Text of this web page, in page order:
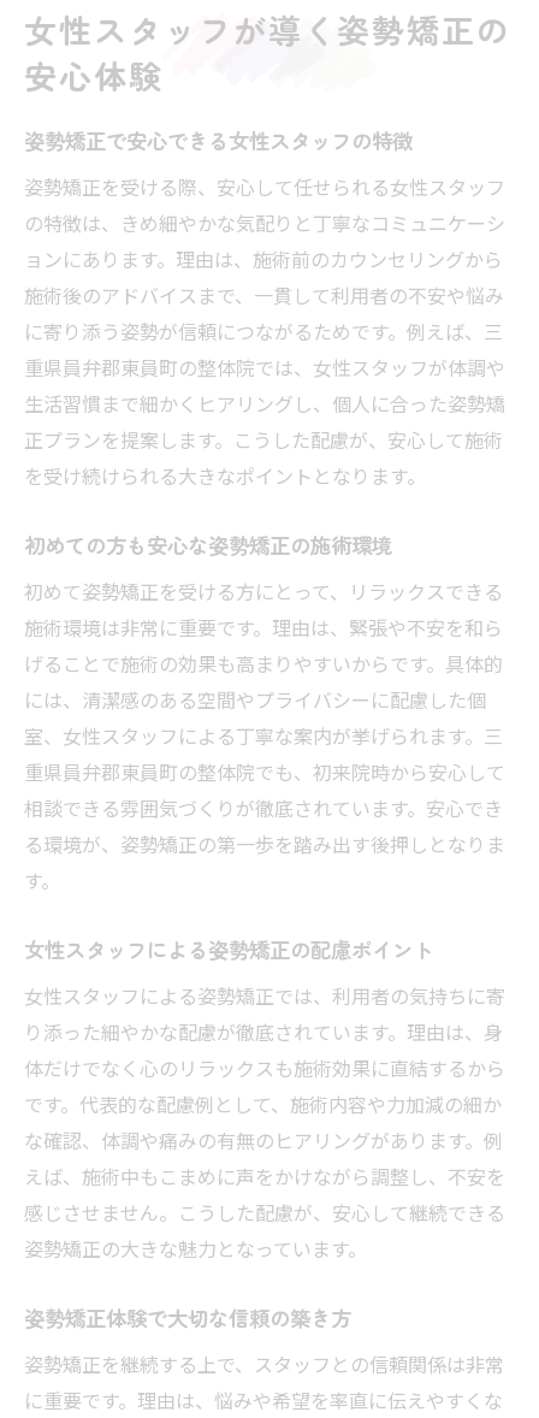
安心して通える姿勢矯正の魅力を紹介
姿勢矯正なら丁寧なカウンセリングを重視
グ
悩みを引き出す姿勢矯正のヒアリング術
女性スタッフが行う姿勢矯正の相談体制
カウンセリングで伝える姿勢矯正の効果
施術前の姿勢矯正カウンセリングが安心の
秘訣
姿勢矯正の疑問を解消できる相談の流れ
細やかな配慮が光る姿勢矯正の魅力とは
女性スタッフの配慮が光る姿勢矯正の魅力
痛みが少ない姿勢矯正を実現する対応力
姿勢矯正で安心できる丁寧な気配りとは
不安をやわらげる姿勢矯正のサポート術
細やかな姿勢矯正がもたらす安心感の理由
整体で姿勢矯正を受ける前に知っておきたいポ
イント
姿勢矯正前に把握すべき整体院の特徴
女性スタッフ対応の姿勢矯正で安心を得る
姿勢矯正を受ける際に重要な準備ポイント
整体で受ける姿勢矯正の選び方と注意点
姿勢矯正で後悔しないための事前確認事項
リラクゼーションも叶う姿勢矯正の新常識
姿勢矯正とリラクゼーション併用のメリッ
ト
ヘッドスパも楽しめる姿勢矯正の魅力解説
リラックス効果が高い姿勢矯正のポイント
姿勢矯正とリラクゼーションの組み合わせ
例
女性スタッフならではの癒しの姿勢矯正
女性スタッフが導く姿勢矯正の
安心体験
姿勢矯正で安心できる女性スタッフの特徴
姿勢矯正を受ける際、安心して任せられる女性スタッフ
の特徴は、きめ細やかな気配りと丁寧なコミュニケーシ
ョンにあります。理由は、施術前のカウンセリングから
施術後のアドバイスまで、一貫して利用者の不安や悩み
に寄り添う姿勢が信頼につながるためです。例えば、三
重県員弁郡東員町の整体院では、女性スタッフが体調や
生活習慣まで細かくヒアリングし、個人に合った姿勢矯
正プランを提案します。こうした配慮が、安心して施術
を受け続けられる大きなポイントとなります。
初めての方も安心な姿勢矯正の施術環境
初めて姿勢矯正を受ける方にとって、リラックスできる
施術環境は非常に重要です。理由は、緊張や不安を和ら
げることで施術の効果も高まりやすいからです。具体的
には、清潔感のある空間やプライバシーに配慮した個
室、女性スタッフによる丁寧な案内が挙げられます。三
重県員弁郡東員町の整体院でも、初来院時から安心して
相談できる雰囲気づくりが徹底されています。安心でき
る環境が、姿勢矯正の第一歩を踏み出す後押しとなりま
す。
女性スタッフによる姿勢矯正の配慮ポイント
女性スタッフによる姿勢矯正では、利用者の気持ちに寄
り添った細やかな配慮が徹底されています。理由は、身
体だけでなく心のリラックスも施術効果に直結するから
です。代表的な配慮例として、施術内容や力加減の細か
な確認、体調や痛みの有無のヒアリングがあります。例
えば、施術中もこまめに声をかけながら調整し、不安を
感じさせません。こうした配慮が、安心して継続できる
姿勢矯正の大きな魅力となっています。
姿勢矯正体験で大切な信頼の築き方
姿勢矯正を継続する上で、スタッフとの信頼関係は非常
に重要です。理由は、悩みや希望を率直に伝えやすくな